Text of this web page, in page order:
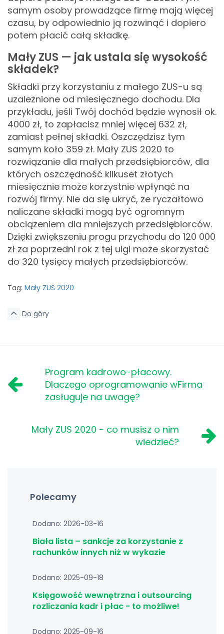
samym osoby prowadzące firmę mają więcej
czasu, by odpowiednio ją rozwinąć i dopiero
potem płacić całą składkę.
Mały ZUS — jak ustala się wysokość
składek?
Składki przy korzystaniu z małego ZUS-u są
uzależnione od miesięcznego dochodu. Dla
przykładu, jeśli Twój dochód będzie wynosił ok.
4000 zł, to zapłacisz mniej więcej 632 zł,
zamiast pełnej składki. Oszczędzisz tym
samym koło 359 zł. Mały ZUS 2020 to
rozwiązanie dla małych przedsiębiorców, dla
których oszczędność kilkuset złotych
miesięcznie może korzystnie wpłynąć na
rozwój firmy. Nie da się ukryć, że ryczałtowo
naliczane składki mogą być ogromnym
obciążeniem dla mniejszych przedsiębiorców.
Dzięki zwiększeniu progu przychodu do 120 000
zł za poprzedni rok z tej ulgi może skorzystać
do 320 tysięcy małych przedsiębiorców.
Tag: Mały ZUS 2020
Do góry
Program kadrowo-płacowy.
Dlaczego oprogramowanie wFirma
zasługuje na uwagę?
Mały ZUS 2020 - co musisz o nim
wiedzieć?
Polecamy
Dodano: 2026-03-16
Biała lista – sankcje za korzystanie z
rachunków innych niż w wykazie
Dodano: 2025-09-18
Księgowość wewnętrzna i outsourcing
rozliczania kadr i płac - to możliwe!
Dodano: 2025-09-16